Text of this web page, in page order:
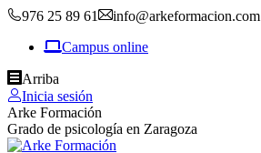
976 25 89 61
info@arkeformacion.com
Campus online
Arriba
Inicia sesión
Arke Formación
Grado de psicología en Zaragoza